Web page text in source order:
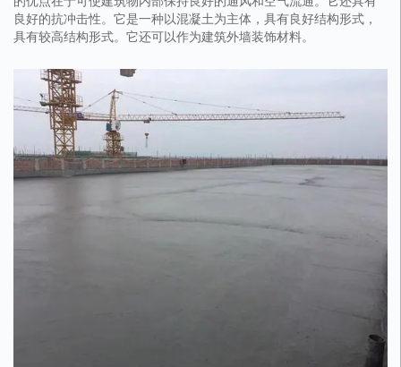
良好的抗冲击性。它是一种以混凝土为主体，具有良好结构形式，
具有较高结构形式。它还可以作为建筑外墙装饰材料。